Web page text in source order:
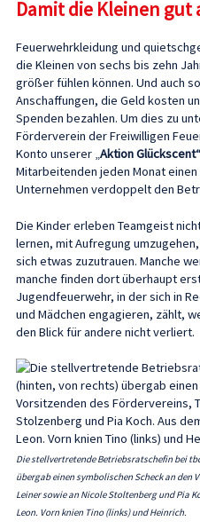
Damit die Kleinen
Feuerwehrkleidung und
die Kleinen von sechs bis zehn
größer fühlen können. Und auch
Anschaffungen, die Geld kosten
Spenden bezahlen. Um dies zu
Förderverein der Freiwilligen
Konto unserer „Aktion Glückscent“
Mitarbeitenden jeden Monat
Unternehmen verdoppelt den
Die Kinder erleben Teamgeist
lernen, mit Aufregung
sich etwas zuzutrauen. Manche
manche finden dort überhaupt
Jugendfeuerwehr, in der sich in
und Mädchen engagieren, zählt,
den Blick für andere nicht verliert.
Die stellvertretende Betriebsratschefin bei
übergab einen symbolischen Scheck an den
Leiner sowie an Nicole Stoltenberg und Pia
Leon. Vorn knien Tino (links) und Heinrich.